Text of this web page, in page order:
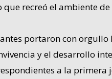
recreó el ambiente
portaron con
y el desarrollo
a la